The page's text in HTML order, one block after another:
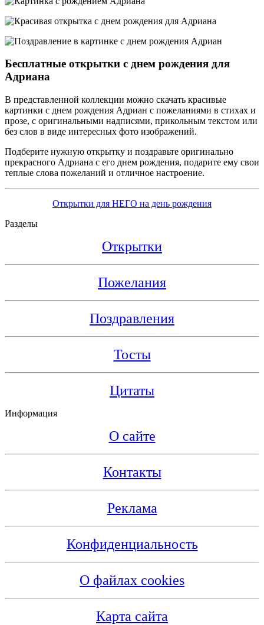
Бесплатные открытки с днем рождения для
Адриана
В представленной коллекции можно скачать красивые
картинки с днем рождения Адриан с пожеланиями в стихах и
прозе, с оригинальными надписями, прикольным текстом или
без слов в виде интересных фото изображений.
Подберите нужную открытку и поздравьте оригинально
прекрасного Адриана с его днем рождения, подарите ему свои
теплые слова пожеланий и отличное настроение.
Открытки для НЕГО на день рождения
Разделы
Открытки
Пожелания
Поздравления
Тосты
Цитаты
Информация
О сайте
Контакты
Реклама
Конфиденциальность
О файлах cookies
Карта сайта